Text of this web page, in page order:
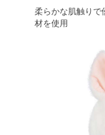
柔らかな肌触りで
材を使用